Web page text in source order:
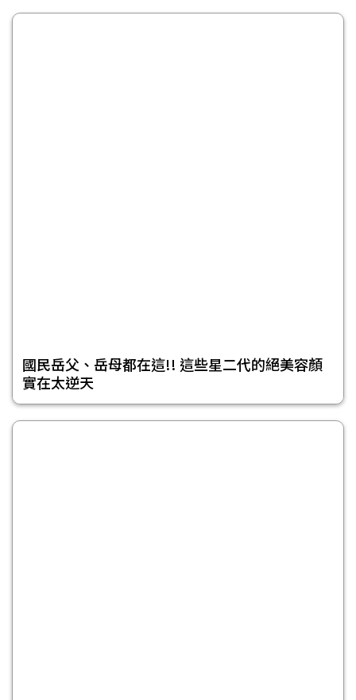
國民岳父、岳母都在這!! 這些星二代的絕美容顏
實在太逆天